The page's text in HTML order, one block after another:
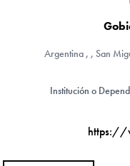
Argentina , , San
Institución o
https://